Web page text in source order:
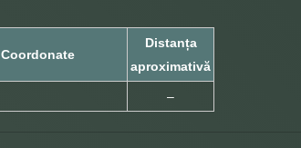
Coordonate
Distanța
aproximativă
–